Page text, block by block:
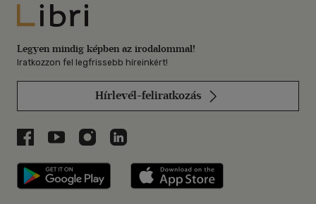
Libri
Legyen mindig képben az irodalommal!
Iratkozzon fel legfrissebb híreinkért!
Hírlevél-feliratkozás
Libri a Facebookon
Libri a Youtube-on
Libri az Instagramon
Libri a LinkedInen
Libri applikáció Szerezd meg: Google